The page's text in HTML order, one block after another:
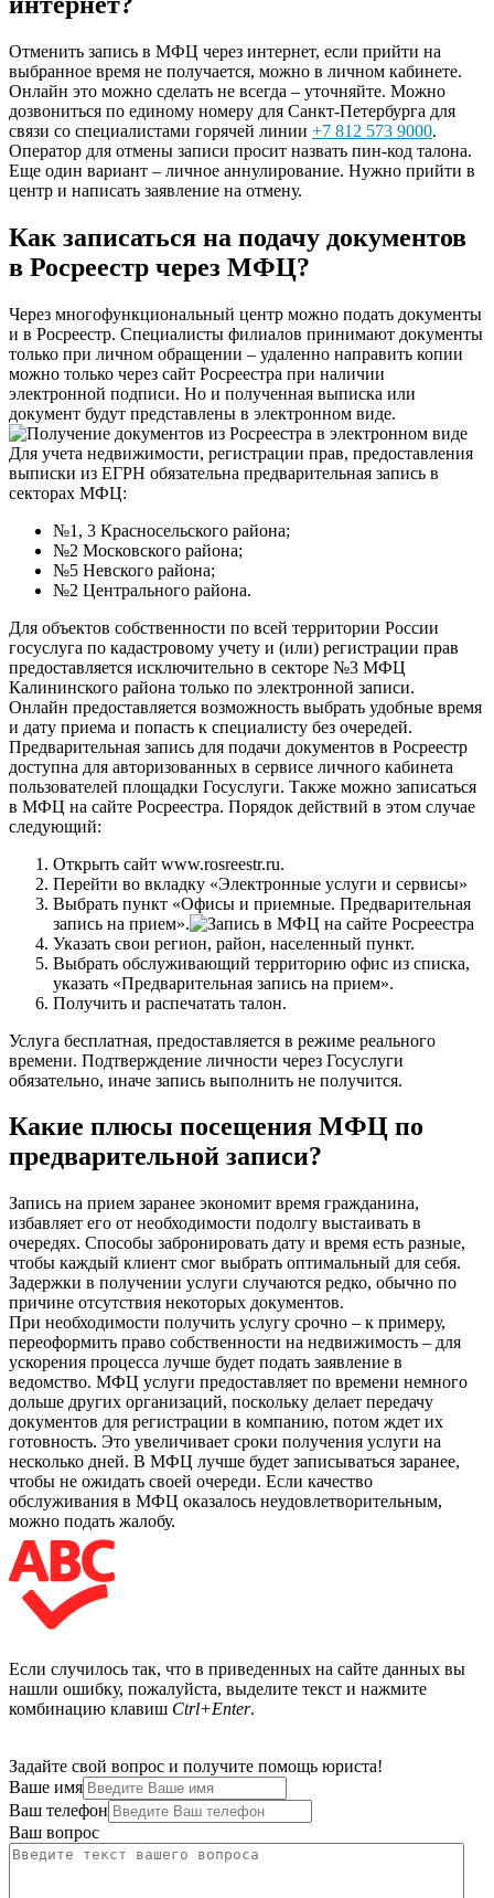
Отменить запись в МФЦ через интернет, если прийти на
выбранное время не получается, можно в личном кабинете.
Онлайн это можно сделать не всегда – уточняйте. Можно
дозвониться по единому номеру для Санкт-Петербурга для
связи со специалистами горячей линии +7 812 573 9000.
Оператор для отмены записи просит назвать пин-код талона.
Еще один вариант – личное аннулирование. Нужно прийти в
центр и написать заявление на отмену.
Как записаться на подачу документов
в Росреестр через МФЦ?
Через многофункциональный центр можно подать документы
и в Росреестр. Специалисты филиалов принимают документы
только при личном обращении – удаленно направить копии
можно только через сайт Росреестра при наличии
электронной подписи. Но и полученная выписка или
документ будут представлены в электронном виде.
Для учета недвижимости, регистрации прав, предоставления
выписки из ЕГРН обязательна предварительная запись в
секторах МФЦ:
№1, 3 Красносельского района;
№2 Московского района;
№5 Невского района;
№2 Центрального района.
Для объектов собственности по всей территории России
госуслуга по кадастровому учету и (или) регистрации прав
предоставляется исключительно в секторе №3 МФЦ
Калининского района только по электронной записи.
Онлайн предоставляется возможность выбрать удобные время
и дату приема и попасть к специалисту без очередей.
Предварительная запись для подачи документов в Росреестр
доступна для авторизованных в сервисе личного кабинета
пользователей площадки Госуслуги. Также можно записаться
в МФЦ на сайте Росреестра. Порядок действий в этом случае
следующий:
Открыть сайт www.rosreestr.ru.
Перейти во вкладку «Электронные услуги и сервисы»
Выбрать пункт «Офисы и приемные. Предварительная
запись на прием».
Указать свои регион, район, населенный пункт.
Выбрать обслуживающий территорию офис из списка,
указать «Предварительная запись на прием».
Получить и распечатать талон.
Услуга бесплатная, предоставляется в режиме реального
времени. Подтверждение личности через Госуслуги
обязательно, иначе запись выполнить не получится.
Какие плюсы посещения МФЦ по
предварительной записи?
Запись на прием заранее экономит время гражданина,
избавляет его от необходимости подолгу выстаивать в
очередях. Способы забронировать дату и время есть разные,
чтобы каждый клиент смог выбрать оптимальный для себя.
Задержки в получении услуги случаются редко, обычно по
причине отсутствия некоторых документов.
При необходимости получить услугу срочно – к примеру,
переоформить право собственности на недвижимость – для
ускорения процесса лучше будет подать заявление в
ведомство. МФЦ услуги предоставляет по времени немного
дольше других организаций, поскольку делает передачу
документов для регистрации в компанию, потом ждет их
готовность. Это увеличивает сроки получения услуги на
несколько дней. В МФЦ лучше будет записываться заранее,
чтобы не ожидать своей очереди. Если качество
обслуживания в МФЦ оказалось неудовлетворительным,
можно подать жалобу.
Если случилось так, что в приведенных на сайте данных вы
нашли ошибку, пожалуйста, выделите текст и нажмите
комбинацию клавиш Ctrl+Enter.
Задайте свой вопрос и получите помощь юриста!
Ваше имя
Ваш телефон
Ваш вопрос